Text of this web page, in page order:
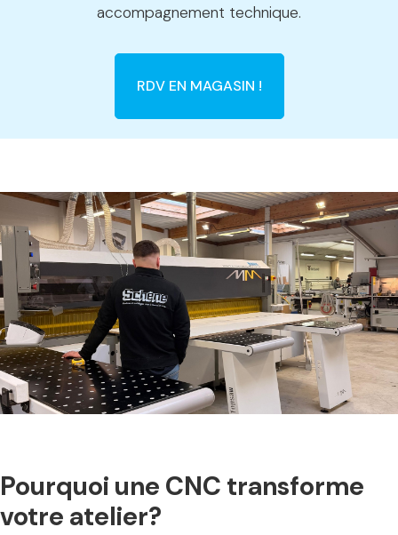
accompagnement technique.
RDV EN MAGASIN !
Pourquoi une CNC transforme
votre atelier?